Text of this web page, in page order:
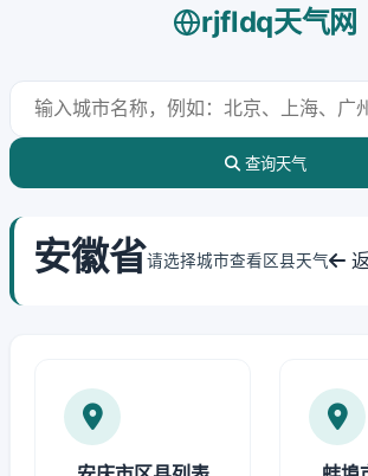
rjfldq天气网
查询天气
安徽省请选择城市查看区县天气